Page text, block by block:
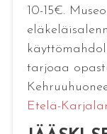
10-15€.
tarjoaa
Etelä-